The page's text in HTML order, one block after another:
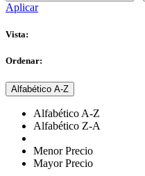
Aplicar
Vista:
Ordenar:
Alfabético A-Z
Alfabético A-Z
Alfabético Z-A
Menor Precio
Mayor Precio